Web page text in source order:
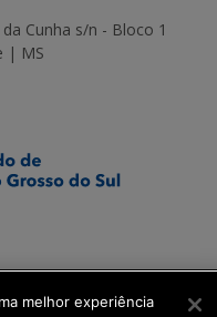
Cunha s/n - Bloco 1
| MS
melhor experiência